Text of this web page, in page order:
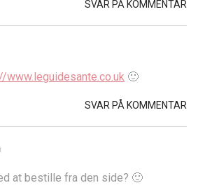
SVAR PÅ KOMMENTAR
www.leguidesante.co.uk 🙂
SVAR PÅ KOMMENTAR
at bestille fra den side? 🙂